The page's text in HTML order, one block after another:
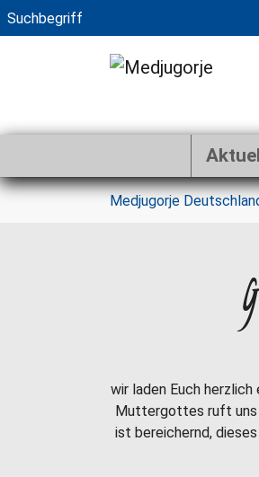
Zum Hauptinhalt springen
Sie sind hier:
Medjugorje
wir laden Euch herzlich
Muttergottes ruft uns
ist bereichernd,